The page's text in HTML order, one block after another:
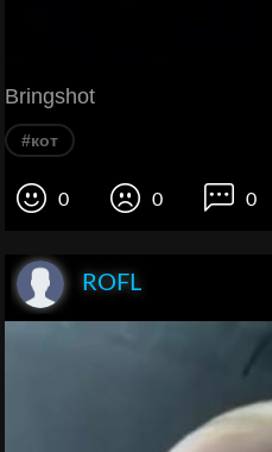
Bringshot
#кот
0 0 0
ROFL